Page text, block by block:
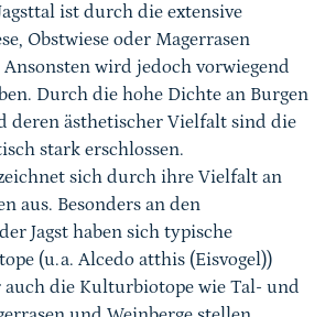
ist durch die extensive
Obstwiese oder Magerrasen
Ansonsten wird jedoch vorwiegend
Durch die hohe Dichte an Burgen
deren ästhetischer Vielfalt sind die
stark erschlossen.
sich durch ihre Vielfalt an
aus. Besonders an den
Jagst haben sich typische
(u.a. Alcedo atthis (Eisvogel))
die Kulturbiotope wie Tal- und